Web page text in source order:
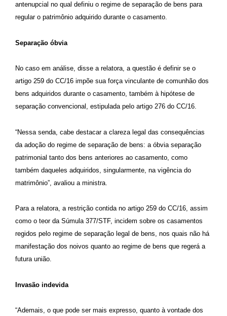
antenupcial no qual definiu o regime de separação de bens para
regular o patrimônio adquirido durante o casamento.
Separação óbvia
No caso em análise, disse a relatora, a questão é definir se o
artigo 259 do CC/16 impõe sua força vinculante de comunhão dos
bens adquiridos durante o casamento, também à hipótese de
separação convencional, estipulada pelo artigo 276 do CC/16.
“Nessa senda, cabe destacar a clareza legal das consequências
da adoção do regime de separação de bens: a óbvia separação
patrimonial tanto dos bens anteriores ao casamento, como
também daqueles adquiridos, singularmente, na vigência do
matrimônio”, avaliou a ministra.
Para a relatora, a restrição contida no artigo 259 do CC/16, assim
como o teor da Súmula 377/STF, incidem sobre os casamentos
regidos pelo regime de separação legal de bens, nos quais não há
manifestação dos noivos quanto ao regime de bens que regerá a
futura união.
Invasão indevida
“Ademais, o que pode ser mais expresso, quanto à vontade dos